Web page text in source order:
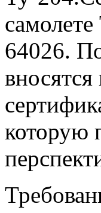
64026.
которую